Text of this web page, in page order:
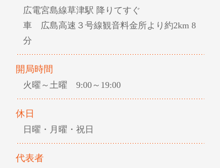
広電宮島線草津駅 降りてすぐ
車 広島高速３号線観音料金所より約2km 8
分
開局時間
火曜～土曜 9:00～19:00
休日
日曜・月曜・祝日
代表者